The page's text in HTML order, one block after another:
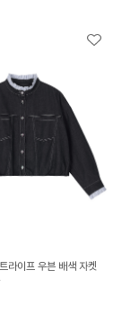
라이프 우븐 배색 자켓